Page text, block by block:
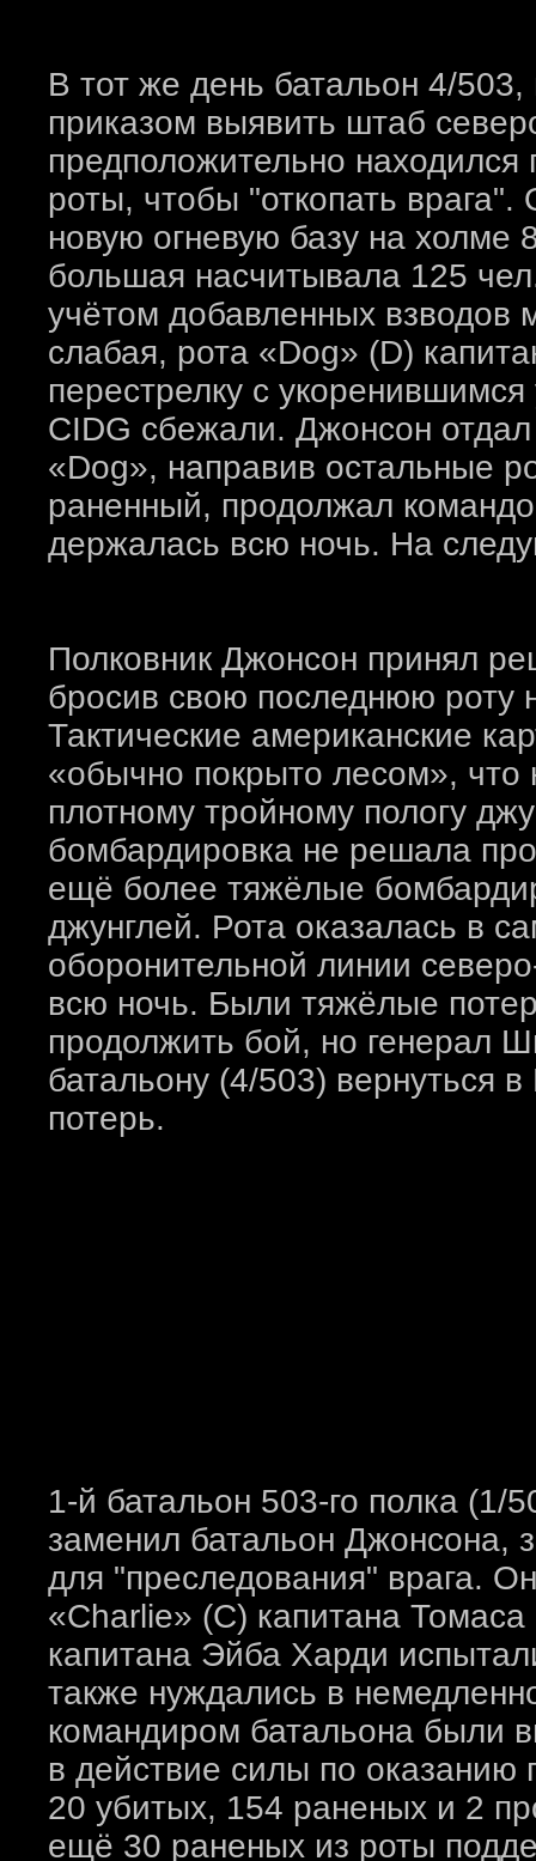
В тот же день батальон 4/
приказом выявить штаб
предположительно
роты, чтобы "откопать
новую огневую базу на холме
большая насчитывала 125
учётом добавленных взводов
слабая, рота «Dog» (D)
перестрелку с
CIDG сбежали. Джонсон
«Dog», направив остальные
раненный, продолжал
держалась всю ночь. На
Полковник Джонсон принял
бросив свою последнюю роту
Тактические американские
«обычно покрыто лесом», что
плотному тройному пологу
бомбардировка не решала
ещё более тяжёлые
джунглей. Рота оказалась в
оборонительной линии
всю ночь. Были тяжёлые
продолжить бой, но генерал
батальону (4/503) вернуться
потерь.
1-й батальон 503-го полка
заменил батальон Джонсона,
для "преследования" врага.
«Charlie» (C) капитана
капитана Эйба Харди
также нуждались в
командиром батальона были
в действие силы по
20 убитых, 154 раненых и 2
ещё 30 раненых из роты